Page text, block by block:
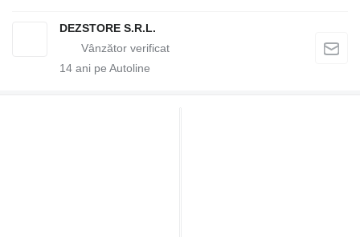
DEZSTORE S.R.L.
14 ani pe Autoline